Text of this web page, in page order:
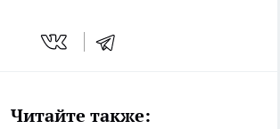
Читайте также: